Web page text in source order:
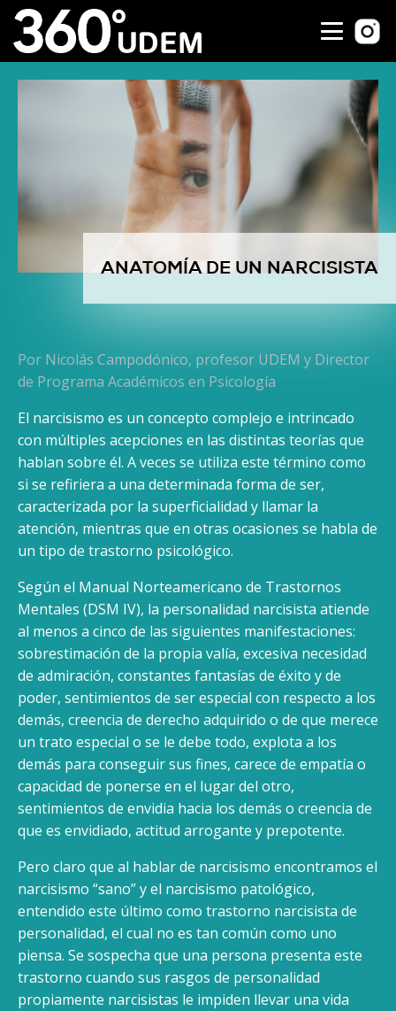
ANATOMÍA DE UN NARCISISTA
Por Nicolás Campodónico, profesor UDEM y Director
de Programa Académicos en Psicología
El narcisismo es un concepto complejo e intrincado
con múltiples acepciones en las distintas teorías que
hablan sobre él. A veces se utiliza este término como
si se refiriera a una determinada forma de ser,
caracterizada por la superficialidad y llamar la
atención, mientras que en otras ocasiones se habla de
un tipo de trastorno psicológico.
Según el Manual Norteamericano de Trastornos
Mentales (DSM IV), la personalidad narcisista atiende
al menos a cinco de las siguientes manifestaciones:
sobrestimación de la propia valía, excesiva necesidad
de admiración, constantes fantasías de éxito y de
poder, sentimientos de ser especial con respecto a los
demás, creencia de derecho adquirido o de que merece
un trato especial o se le debe todo, explota a los
demás para conseguir sus fines, carece de empatía o
capacidad de ponerse en el lugar del otro,
sentimientos de envidia hacia los demás o creencia de
que es envidiado, actitud arrogante y prepotente.
Pero claro que al hablar de narcisismo encontramos el
narcisismo “sano” y el narcisismo patológico,
entendido este último como trastorno narcisista de
personalidad, el cual no es tan común como uno
piensa. Se sospecha que una persona presenta este
trastorno cuando sus rasgos de personalidad
propiamente narcisistas le impiden llevar una vida